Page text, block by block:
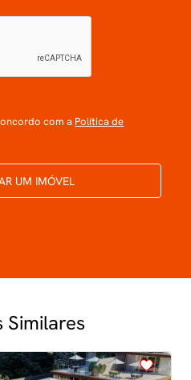
com a Política de
UM IMÓVEL
Similares